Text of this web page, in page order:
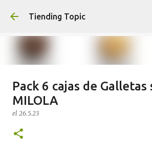
Ir al contenido
Tiending Topic
Maquillaje fluido
210 cappuccino (nuevo)
el24.9.25
Pack 6 cajas de
MILOLA
el 26.5.23